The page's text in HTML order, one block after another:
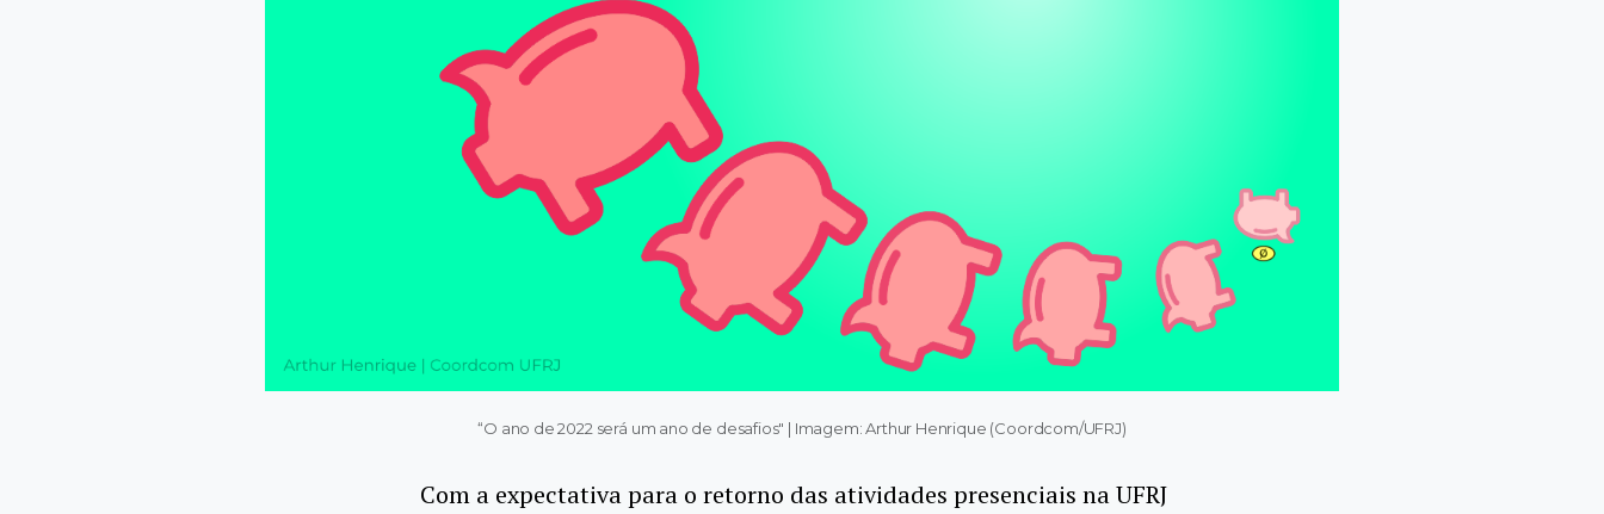
“O ano de 2022 será um ano de desafios" | Imagem: Arthur Henrique (Coordcom/UFRJ)
Com a expectativa para o retorno das atividades presenciais na UFRJ